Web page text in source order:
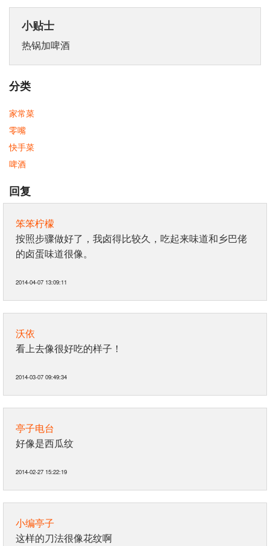
小贴士
热锅加啤酒
分类
家常菜
零嘴
快手菜
啤酒
回复
笨笨柠檬
按照步骤做好了，我卤得比较久，吃起来味道和乡巴佬
的卤蛋味道很像。
2014-04-07 13:09:11
沃依
看上去像很好吃的样子！
2014-03-07 09:49:34
亭子电台
好像是西瓜纹
2014-02-27 15:22:19
小编亭子
这样的刀法很像花纹啊